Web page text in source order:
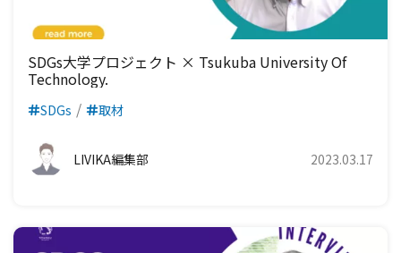
SDGs大学プロジェクト × Tsukuba University Of
Technology.
SDGs 取材
LIVIKA編集部 2023.03.17